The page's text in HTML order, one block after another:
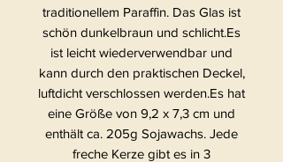
traditionellem Paraffin. Das Glas ist
schön dunkelbraun und schlicht.Es
ist leicht wiederverwendbar und
kann durch den praktischen Deckel,
luftdicht verschlossen werden.Es hat
eine Größe von 9,2 x 7,3 cm und
enthält ca. 205g Sojawachs. Jede
freche Kerze gibt es in 3